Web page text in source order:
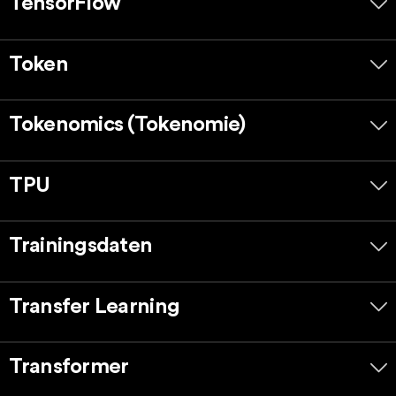
Token
Tokenomics (Tokenomie)
TPU
Trainingsdaten
Transfer Learning
Transformer